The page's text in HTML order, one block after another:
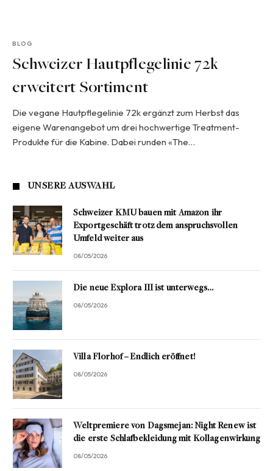
BLOG
Schweizer Hautpflegelinie 72k
erweitert Sortiment
Die vegane Hautpflegelinie 72k ergänzt zum Herbst das
eigene Warenangebot um drei hochwertige Treatment-
Produkte für die Kabine. Dabei runden «The…
UNSERE AUSWAHL
Schweizer KMU bauen mit Amazon ihr
Exportgeschäft trotz dem anspruchsvollen
Umfeld weiter aus
08/05/2026
Die neue Explora III ist unterwegs…
08/05/2026
Villa Florhof – Endlich eröffnet!
08/05/2026
Weltpremiere von Dagsmejan: Night Renew ist
die erste Schlafbekleidung mit Kollagenwirkung
08/05/2026